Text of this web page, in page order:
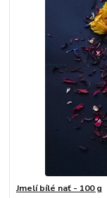
Jmelí bílé nať - 100 g